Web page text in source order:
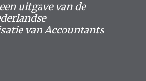
uitgave van de
van Accountants